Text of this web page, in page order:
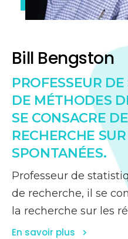
Bill Bengston
PROFESSEUR
DE MÉTHODES
SE CONSACRE
RECHERCHE
SPONTANÉES.
Professeur de
de recherche, il se
la recherche sur les
En savoir plus